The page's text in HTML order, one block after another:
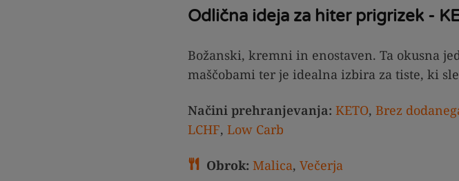
Odlična ideja za hiter prigrizek -
Božanski, kremni in enostaven. Ta okusna
maščobami ter je idealna izbira za tiste, ki
Načini prehranjevanja: KETO, Brez
LCHF, Low Carb
Obrok: Malica, Večerja